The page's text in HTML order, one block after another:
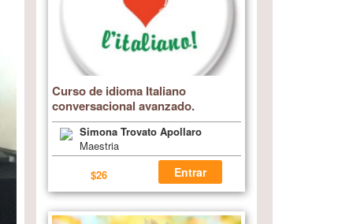
Curso de idioma Italiano
conversacional avanzado.
Simona Trovato Apollaro
Maestria
$26
Entrar